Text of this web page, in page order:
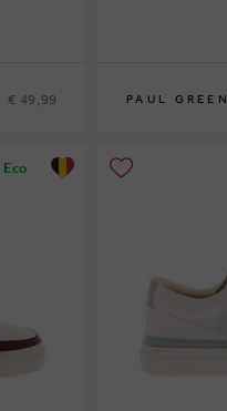
€ 49,99 PAUL GREEN
Eco